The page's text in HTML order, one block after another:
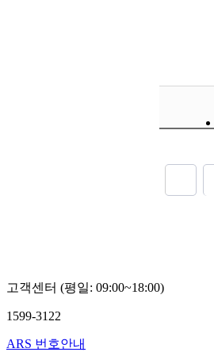
고객센터 (평일: 09:00~18:00)
1599-3122
ARS 번호안내